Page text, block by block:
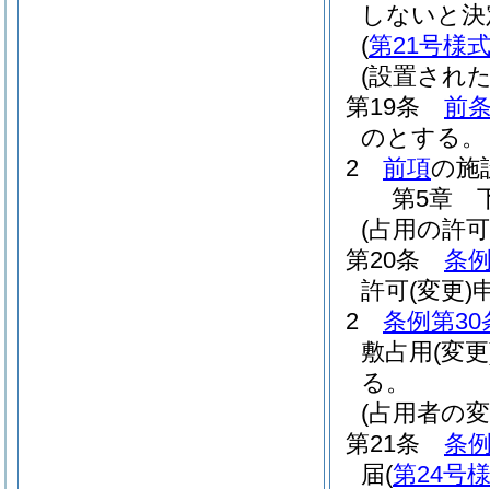
しないと
(第21号様式
(設置され
第19条
前
のとする。
2
前項の施
第5章
(占用の許
第20条
条
許可(変更)
2
条例第30
敷占用 (変
る。
(占用者の
第21条
条
届(第24号